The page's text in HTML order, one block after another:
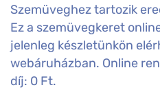
Szemüveghez tartozik
Ez a szemüvegkeret
jelenleg készletünkön
webáruházban. Online
díj: 0 Ft.